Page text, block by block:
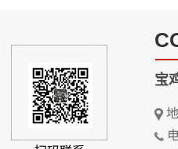
宝